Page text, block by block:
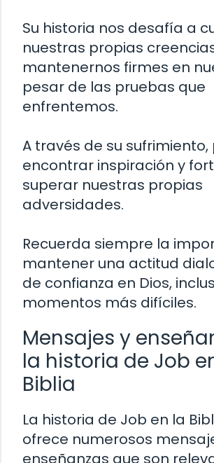
Su historia nos desafía a
nuestras propias
mantenernos firmes en
pesar de las pruebas que
enfrentemos.
A través de su
encontrar inspiración y
superar nuestras propias
adversidades.
Recuerda siempre la
mantener una actitud
de confianza en Dios,
momentos más difíciles.
Mensajes y
la historia de Job
Biblia
La historia de Job en la
ofrece numerosos
enseñanzas que son